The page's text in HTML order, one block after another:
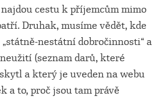
cestu k příjemcům mimo
Druhak, musíme vědět, kde
nestátní dobročinnosti“ a
(seznam darů, které
a který je uveden na webu
a to, proč jsou tam právě